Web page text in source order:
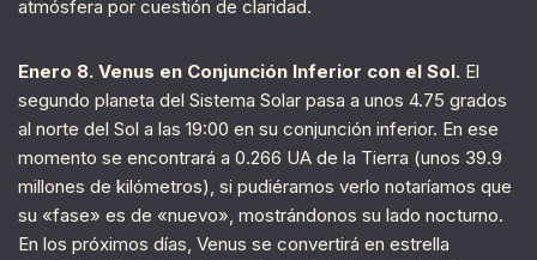
atmósfera por cuestión de claridad.
Enero 8. Venus en Conjunción Inferior con el Sol. El
segundo planeta del Sistema Solar pasa a unos 4.75 grados
al norte del Sol a las 19:00 en su conjunción inferior. En ese
momento se encontrará a 0.266 UA de la Tierra (unos 39.9
millones de kilómetros), si pudiéramos verlo notaríamos que
su «fase» es de «nuevo», mostrándonos su lado nocturno.
En los próximos días, Venus se convertirá en estrella